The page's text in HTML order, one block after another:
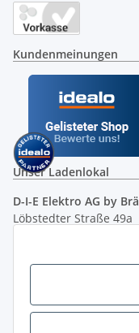
Kundenmeinungen
Unser Ladenlokal
D-I-E Elektro AG by
Löbstedter Straße 49a
( siehe
Öffnungszeiten:
10.00 - 18.00
Ladenpreis versus